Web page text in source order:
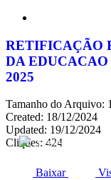
ACESSO À
RETIFICAÇÃO
DA
2025
Tamanho do Arquivo:
Created: 18/12/2024
Updated: 19/12/2024
Cliques: 424
Baixar